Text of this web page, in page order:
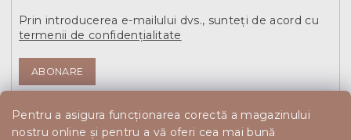
Pentru a asigura funcționarea corectă a magazinului
nostru online și pentru a vă oferi cea mai bună
Prin introducerea e-mailului dvs., sunteți de acord cu
termenii de confidențialitate
ABONARE